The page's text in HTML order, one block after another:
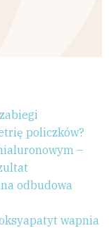
policzków?
–
odbudowa
wapnia